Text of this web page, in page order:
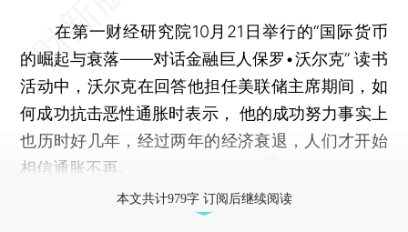
在第一财经研究院10月21日举行的“国际货币
的崛起与衰落——对话金融巨人保罗•沃尔克” 读书
活动中，沃尔克在回答他担任美联储主席期间，如
何成功抗击恶性通胀时表示， 他的成功努力事实上
也历时好几年，经过两年的经济衰退，人们才开始
相信通胀不再。
本文共计979字 订阅后继续阅读